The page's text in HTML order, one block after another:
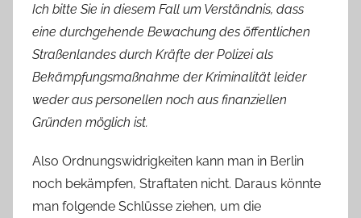
Ich bitte Sie in diesem Fall um Verständnis, dass
eine durchgehende Bewachung des öffentlichen
Straßenlandes durch Kräfte der Polizei als
Bekämpfungsmaßnahme der Kriminalität leider
weder aus personellen noch aus finanziellen
Gründen möglich ist.
Also Ordnungswidrigkeiten kann man in Berlin
noch bekämpfen, Straftaten nicht. Daraus könnte
man folgende Schlüsse ziehen, um die